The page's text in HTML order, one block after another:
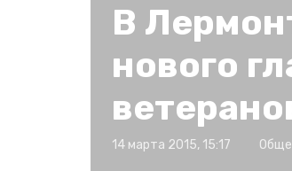
В
нового
14 марта 2015, 15:17